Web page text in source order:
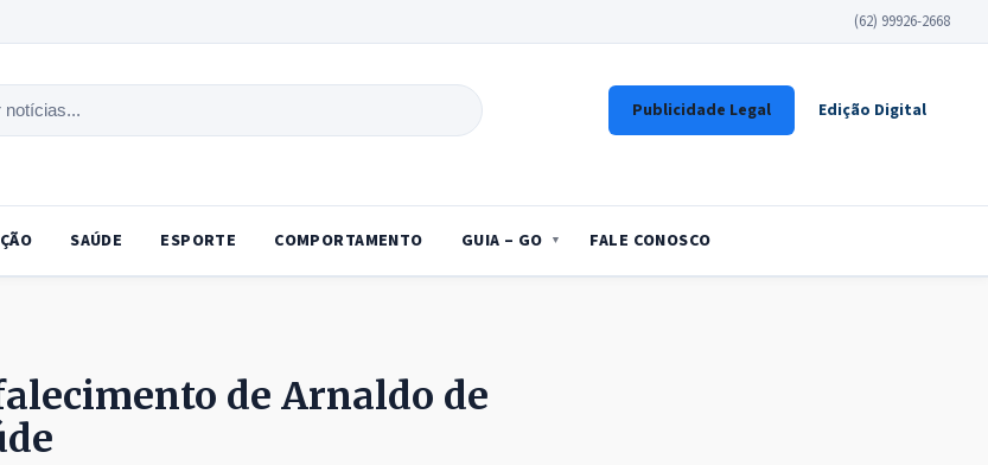
(62) 99926-2668
Publicidade Legal Edição Digital
SAÚDE ESPORTE COMPORTAMENTO GUIA – GO FALE CONOSCO
de Arnaldo de